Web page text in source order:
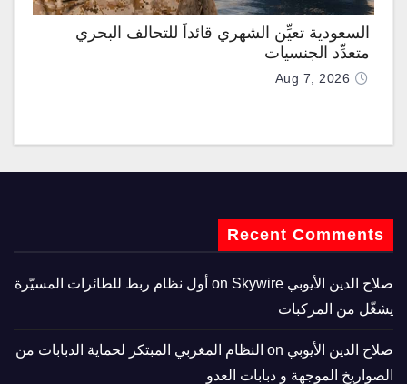
السعودية تعيِّن الشهري قائداً للتحالف البحري
متعدِّد الجنسيات
Aug 7, 2026
Recent Comments
صلاح الدين الأيوبي
Skywire أول نظام ربط للطائرات المسيّرة
يشغّل من المركبات
صلاح الدين الأيوبي
النظام المغربي المبتكر لحماية الدبابات من
الصواريخ الموجهة و دبابات العدو